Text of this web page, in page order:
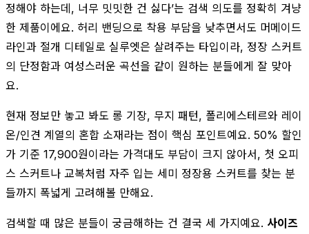
정해야 하는데, 너무 밋밋한 건 싫다’는 검색 의도를 정확히 겨냥
한 제품이에요. 허리 밴딩으로 착용 부담을 낮추면서도 머메이드
라인과 절개 디테일로 실루엣은 살려주는 타입이라, 정장 스커트
의 단정함과 여성스러운 곡선을 같이 원하는 분들에게 잘 맞아
요.
현재 정보만 놓고 봐도 롱 기장, 무지 패턴, 폴리에스테르와 레이
온/인견 계열의 혼합 소재라는 점이 핵심 포인트예요. 50% 할인
가 기준 17,900원이라는 가격대도 부담이 크지 않아서, 첫 오피
스 스커트나 교복처럼 자주 입는 세미 정장용 스커트를 찾는 분
들까지 폭넓게 고려해볼 만해요.
검색할 때 많은 분들이 궁금해하는 건 결국 세 가지예요. 사이즈